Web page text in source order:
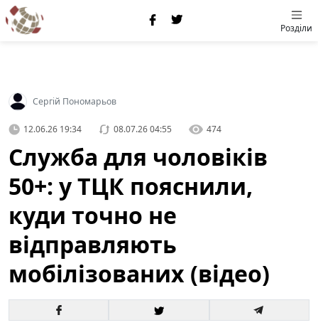
Розділи
Сергій Пономарьов
12.06.26 19:34 08.07.26 04:55 474
Служба для чоловіків
50+: у ТЦК пояснили,
куди точно не
відправляють
мобілізованих (відео)